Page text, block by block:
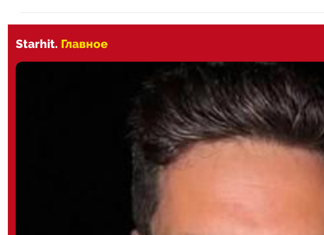
Starhit. Главное